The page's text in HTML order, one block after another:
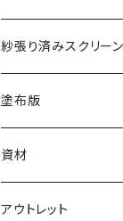
こねこ便
紙管巻き
ナイロン
こねこ便
紙管巻き
アルミ枠
木枠
紗張り済みスクリー
アルミ枠
木枠
塗布版
アルミ枠
資材
インク
アウトレット